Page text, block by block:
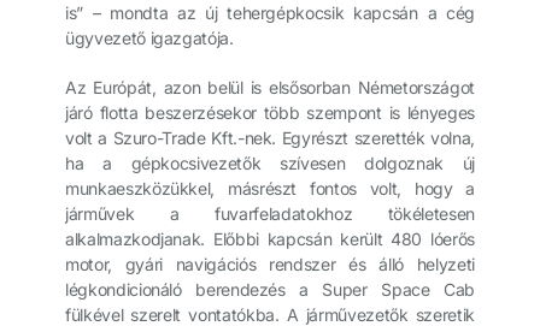
is” – mondta az új tehergépkocsik kapcsán a cég
ügyvezető igazgatója.
Az Európát, azon belül is elsősorban Németországot
járó flotta beszerzésekor több szempont is lényeges
volt a Szuro-Trade Kft.-nek. Egyrészt szerették volna,
ha a gépkocsivezetők szívesen dolgoznak új
munkaeszközükkel, másrészt fontos volt, hogy a
járművek a fuvarfeladatokhoz tökéletesen
alkalmazkodjanak. Előbbi kapcsán került 480 lóerős
motor, gyári navigációs rendszer és álló helyzeti
légkondicionáló berendezés a Super Space Cab
fülkével szerelt vontatókba. A járművezetők szeretik